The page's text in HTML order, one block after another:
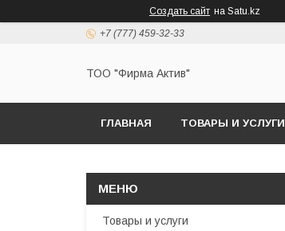
Создать сайт на Satu.kz
+7 (777) 459-32-33
ТОО "Фирма Актив"
ГЛАВНАЯ ТОВАРЫ И УСЛУГИ
Товары и услуги